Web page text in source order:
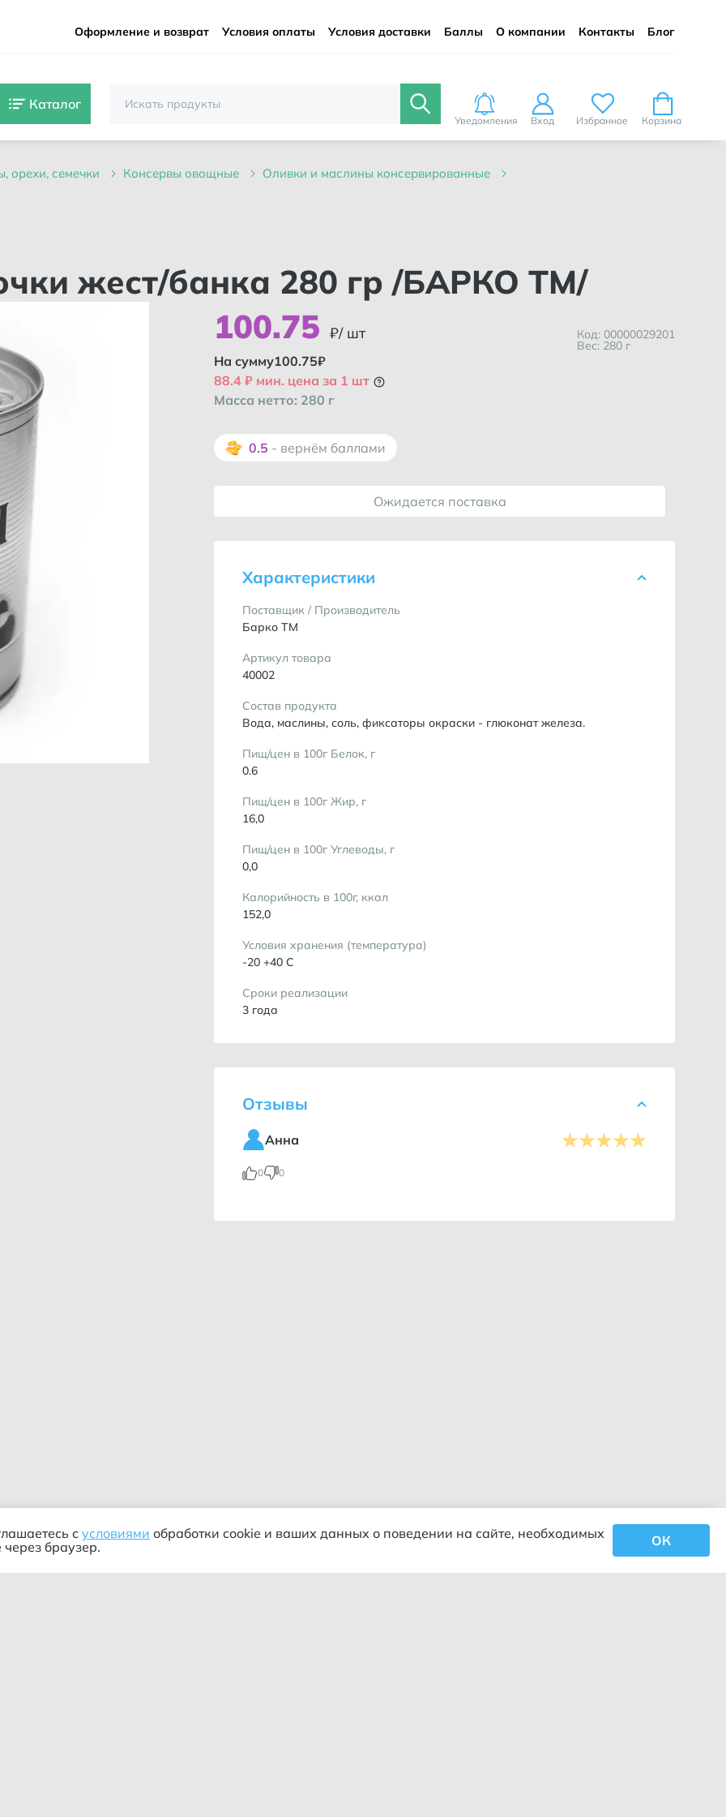
Оформление и возврат Условия оплаты Условия доставки Баллы О компании Контакты Блог
Каталог
Уведомления Вход Избранное Корзина
орехи, семечки консервы овощные оливки и маслины консервированные
жест/банка 280 гр /БАРКО ТМ/
100.75 ₽/ шт Код: 00000029201
Вес: 280 г
На сумму100.75₽
88.4 ₽ мин. цена за 1 шт
Масса нетто: 280 г
0.5 - вернём баллами
Ожидается поставка
Характеристики
Поставщик / Производитель
Барко ТМ
Артикул товара
40002
Состав продукта
Вода, маслины, соль, фиксаторы окраски - глюконат железа.
Пищ/цен в 100г Белок, г
0.6
Пищ/цен в 100г Жир, г
16,0
Пищ/цен в 100г Углеводы, г
0,0
Калорийность в 100г, ккал
152,0
Условия хранения (температура)
-20 +40 С
Сроки реализации
3 года
Отзывы
Анна
0 0
с условиями обработки cookie и ваших данных о поведении на сайте, необходимых
браузер.
ОК